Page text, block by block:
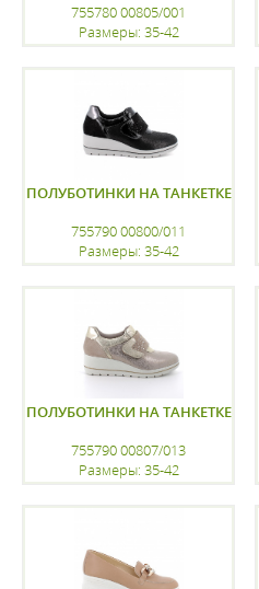
755780 00805/001
Размеры: 35-42
ПОЛУБОТИНКИ НА ТАНКЕТКЕ
755790 00800/011
Размеры: 35-42
ПОЛУБОТИНКИ НА ТАНКЕТКЕ
755790 00807/013
Размеры: 35-42